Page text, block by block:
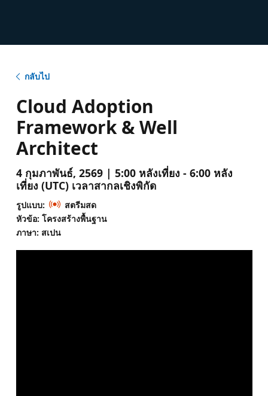
กลับไป
Cloud Adoption
Framework & Well
Architect
4 กุมภาพันธ์, 2569 | 5:00 หลังเที่ยง - 6:00 หลัง
เที่ยง (UTC) เวลาสากลเชิงพิกัด
รูปแบบ:
สตรีมสด
หัวข้อ: โครงสร้างพื้นฐาน
ภาษา: สเปน